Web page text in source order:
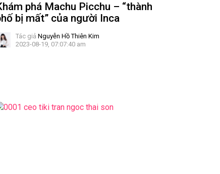
phá Machu Picchu – “thành
bị mất” của người Inca
Tác giả Nguyễn Hồ Thiên Kim
2023-08-19, 07:07:40 am